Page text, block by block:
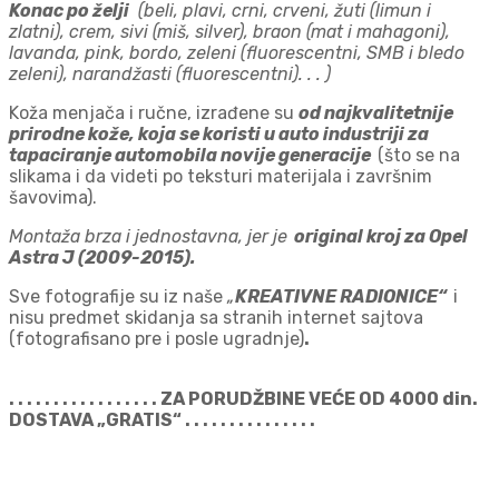
Konac po želji (beli, plavi, crni, crveni, žuti (limun i
zlatni), crem, sivi (miš, silver), braon (mat i mahagoni),
lavanda, pink, bordo, zeleni (fluorescentni, SMB i bledo
zeleni), narandžasti (fluorescentni). . . )
Koža menjača i ručne, izrađene su od najkvalitetnije
prirodne kože, koja se koristi u auto industriji za
tapaciranje automobila novije generacije (što se na
slikama i da videti po teksturi materijala i završnim
šavovima).
Montaža brza i jednostavna, jer je original kroj za Opel
Astra J (2009-2015).
Sve fotografije su iz naše „KREATIVNE RADIONICE“ i
nisu predmet skidanja sa stranih internet sajtova
(fotografisano pre i posle ugradnje).
. . . . . . . . . . . . . . . . . ZA PORUDŽBINE VEĆE OD 4000 din.
DOSTAVA „GRATIS“ . . . . . . . . . . . . . . .